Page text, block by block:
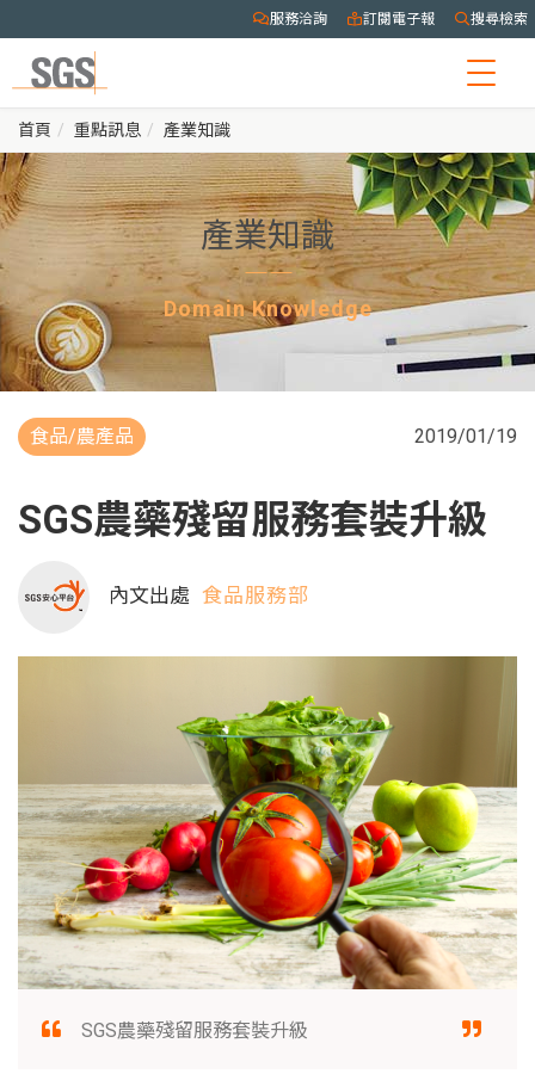
服務洽詢 訂閱電子報 搜尋檢索
首頁 重點訊息 產業知識
產業知識
Domain Knowledge
食品/農產品 2019/01/19
SGS農藥殘留服務套裝升級
內文出處 食品服務部
SGS農藥殘留服務套裝升級